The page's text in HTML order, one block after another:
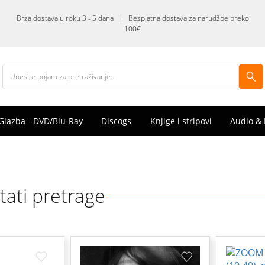
Brza dostava u roku 3 - 5 dana | Besplatna dostava za narudžbe preko
100€
- DVD/Blu-Ray Discogs Knjige i stripovi Audio &
pretrage